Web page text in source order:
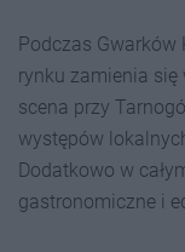
Podczas Gwarków
rynku zamienia się
scena przy
występów
Dodatkowo w
gastronomiczne i